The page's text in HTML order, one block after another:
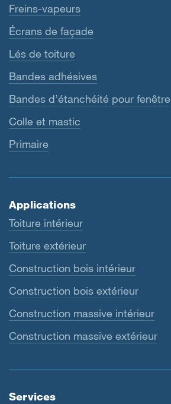
Freins-vapeurs
Écrans de façade
Lés de toiture
Bandes adhésives
Bandes d’étanchéité pour fenêtre
Colle et mastic
Primaire
Applications
Toiture intérieur
Toiture extérieur
Construction bois intérieur
Construction bois extérieur
Construction massive intérieur
Construction massive extérieur
Services